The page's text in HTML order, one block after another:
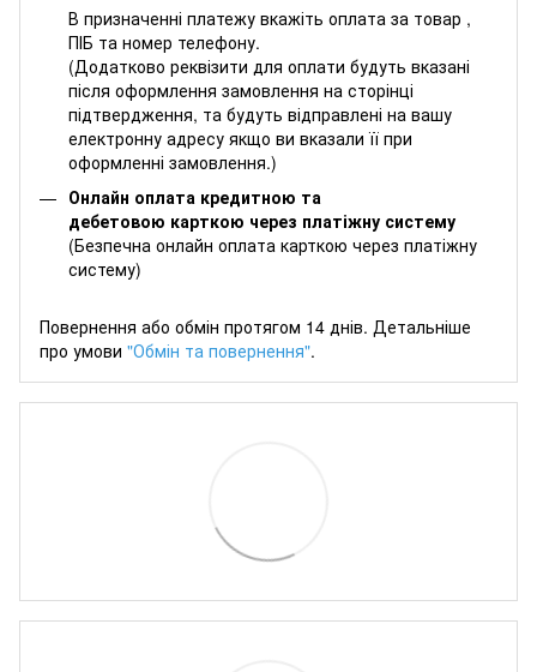
В призначенні платежу вкажіть оплата за товар ,
ПІБ та номер телефону.
(Додатково реквізити для оплати будуть вказані
після оформлення замовлення на сторінці
підтвердження, та будуть відправлені на вашу
електронну адресу якщо ви вказали її при
оформленні замовлення.)
Онлайн оплата кредитною та
дебетовою карткою через платіжну систему
(Безпечна онлайн оплата карткою через платіжну
систему)
Повернення або обмін протягом 14 днів. Детальніше
про умови "Обмін та повернення".